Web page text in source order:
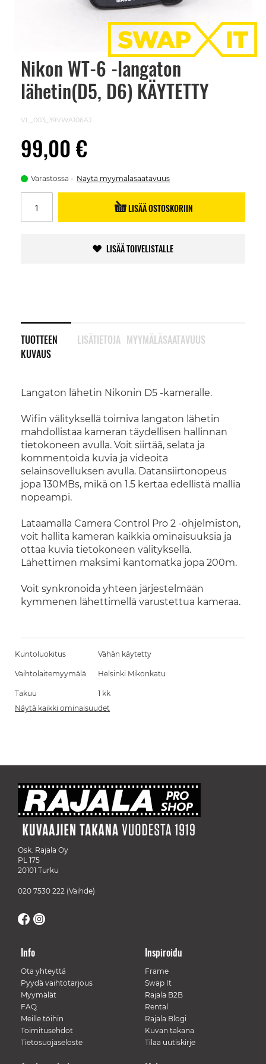
Nikon WT-6 -langaton
lähetin(D5, D6) KÄYTETTY
VL_003_39VWA106AJ
99,00 €
Varastossa Näytä myymäläsaatavuus
LISÄÄ OSTOSKORIIN
LISÄÄ TOIVELISTALLE
TUOTTEEN
KUVAUS
Langaton lähetin Nikonin D5 -kameralle.
Wifin välityksellä toimiva langaton lähetin
mahdollistaa kameran täydellisen hallinnan
tietokoneen avulla. Voit siirtää, selata ja
kommentoida kuvia ja videoita
selainsovelluksen avulla. Datansiirtonopeus
jopa 130MBs, mikä on 1.5 kertaa edellistä mallia
nopeampi.
Lataamalla Camera Control Pro 2 -ohjelmiston,
voit hallita kameran kaikkia ominaisuuksia ja
ottaa kuvia tietokoneen välityksellä.
Lähettimen maksimi kantomatka jopa 200m.
Voit synkronoida yhteen järjestelmään
kymmenen lähettimellä varustettua kameraa.
LISÄTIETOJA MYYMÄLÄSAATAVUUS
Skip
beginning
images
Kuntoluokitus Vähän käytetty
Vaihtolaitemyymälä Helsinki Mikonkatu
Takuu
1 kk
Näytä kaikki ominaisuudet
Osk. Rajala Oy
PL 175
20101 Turku
020 7530 222 (Vaihde)
Info
Ota yhteyttä
Pyydä vaihtotarjous
Myymälät
FAQ
Meille töihin
Toimitusehdot
Tietosuojaseloste
Inspiroidu
Frame
Swap It
Rajala B2B
Rental
Rajala Blogi
Kuvan takana
Tilaa uutiskirje